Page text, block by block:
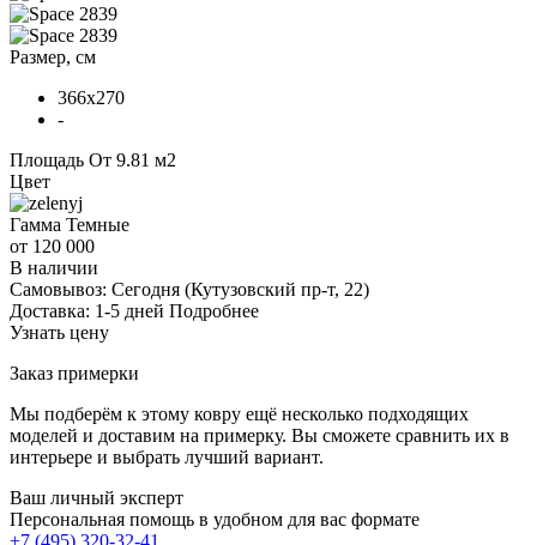
Размер, см
366x270
-
Площадь От 9.81 м2
Цвет
Гамма Темные
от 120 000
В наличии
Самовывоз: Сегодня (Кутузовский пр-т, 22)
Доставка: 1-5 дней Подробнее
Узнать цену
Заказ примерки
Мы подберём к этому ковру ещё несколько подходящих
моделей и доставим на примерку. Вы сможете сравнить их в
интерьере и выбрать лучший вариант.
Ваш личный эксперт
Персональная помощь в удобном для вас формате
+7 (495) 320-32-41